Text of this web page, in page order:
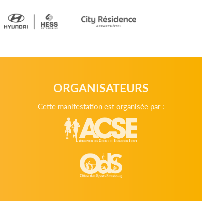
ORGANISATEURS
Cette manifestation est organisée par :